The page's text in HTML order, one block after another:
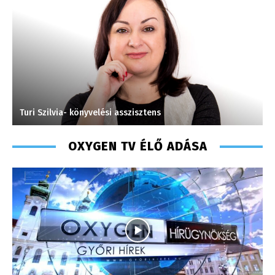
Turi Szilvia- könyvelési asszisztens
OXYGEN TV ÉLŐ ADÁSA